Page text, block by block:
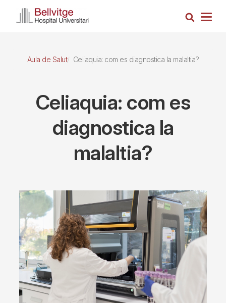
Cerca
Aula de Salut Celiaquia: com es diagnostica la malaltia?
Celiaquia: com es
diagnostica la
malaltia?
Imagen